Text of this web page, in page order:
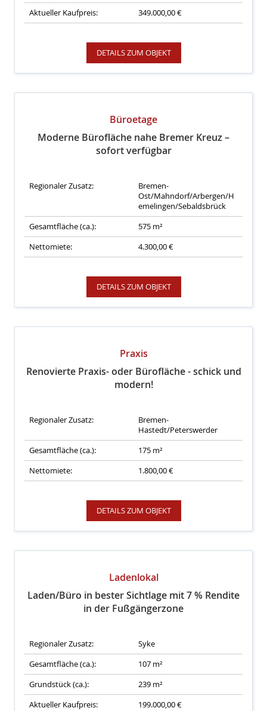
Aktueller Kaufpreis:
349.000,00 €
DETAILS ZUM OBJEKT
Büroetage
Moderne Bürofläche nahe Bremer Kreuz –
sofort verfügbar
Regionaler Zusatz:
Bremen-
Ost/Mahndorf/Arbergen/H
emelingen/Sebaldsbrück
Gesamtfläche (ca.):
575 m²
Nettomiete:
4.300,00 €
DETAILS ZUM OBJEKT
Praxis
Renovierte Praxis- oder Bürofläche - schick und
modern!
Regionaler Zusatz:
Bremen-
Hastedt/Peterswerder
Gesamtfläche (ca.):
175 m²
Nettomiete:
1.800,00 €
DETAILS ZUM OBJEKT
Ladenlokal
Laden/Büro in bester Sichtlage mit 7 % Rendite
in der Fußgängerzone
Regionaler Zusatz:
Syke
Gesamtfläche (ca.):
107 m²
Grundstück (ca.):
239 m²
Aktueller Kaufpreis:
199.000,00 €